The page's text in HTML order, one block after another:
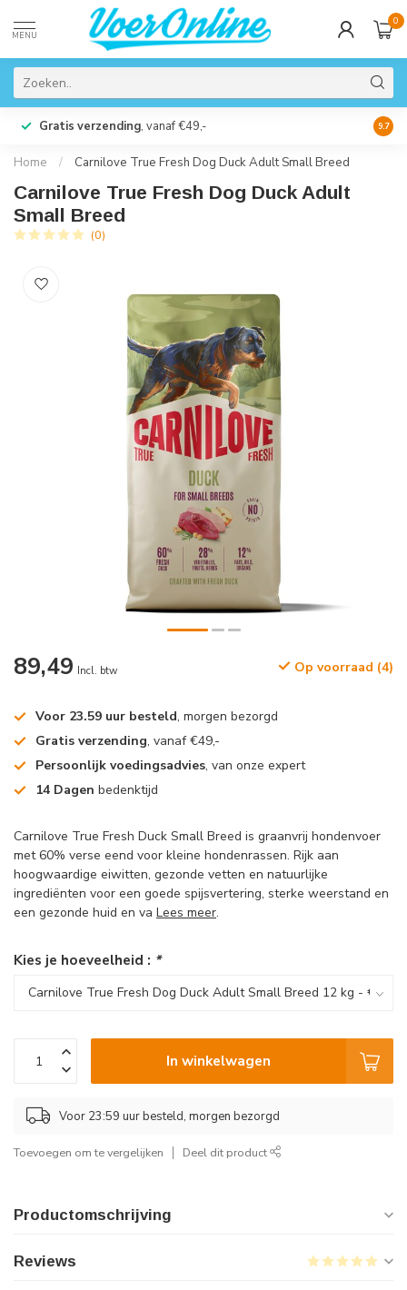
MENU
0
Gratis verzending, vanaf €49,- 9.7
Home / Carnilove True Fresh Dog Duck Adult Small Breed
Carnilove True Fresh Dog Duck Adult
Small Breed
(0)
89,49 Incl. btw Op voorraad (4)
Voor 23.59 uur besteld, morgen bezorgd
Gratis verzending, vanaf €49,-
Persoonlijk voedingsadvies, van onze expert
14 Dagen bedenktijd
Carnilove True Fresh Duck Small Breed is graanvrij hondenvoer
met 60% verse eend voor kleine hondenrassen. Rijk aan
hoogwaardige eiwitten, gezonde vetten en natuurlijke
ingrediënten voor een goede spijsvertering, sterke weerstand en
een gezonde huid en va Lees meer.
Kies je hoeveelheid : *
In winkelwagen
Voor 23:59 uur besteld, morgen bezorgd
Toevoegen om te vergelijken Deel dit product
Productomschrijving
Reviews